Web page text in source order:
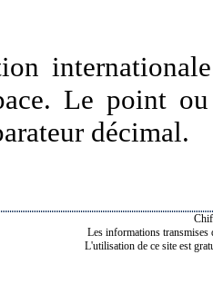
Le point
décimal.
Les informations transmises
L'utilisation de ce site est